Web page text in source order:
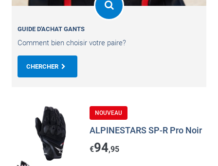
GUIDE D'ACHAT GANTS
Comment bien choisir votre paire?
CHERCHER
NOUVEAU
ALPINESTARS SP-R Pro Noir
€94,95